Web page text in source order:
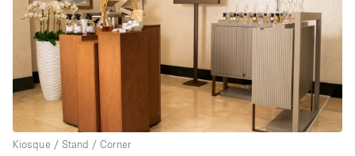
Centre commercial
Rooftop
À l'étage
Autre
Kiosque / Stand / Corner